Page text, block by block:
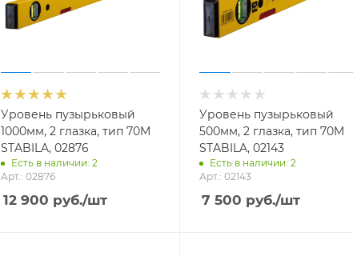
Уровень пузырьковый
1000мм, 2 глазка, тип 70M
STABILA, 02876
Есть в наличии: 2
Арт.: 02876
12 900 руб./шт
Уровень пузырьковый
500мм, 2 глазка, тип 70M
STABILA, 02143
Есть в наличии: 2
Арт.: 02143
7 500 руб./шт